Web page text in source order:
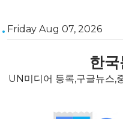
Skip
to
Friday Aug 07, 2026
한
UN미디어 등록,구글뉴스,